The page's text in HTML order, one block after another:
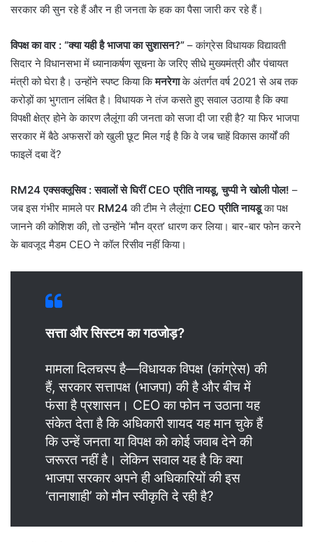
सरकार की सुन रहे हैं और न ही जनता के हक का पैसा जारी कर रहे हैं।
विपक्ष का वार : “क्या यही है भाजपा का सुशासन?” – कांग्रेस विधायक विद्यावती
सिदार ने विधानसभा में ध्यानाकर्षण सूचना के जरिए सीधे मुख्यमंत्री और पंचायत
मंत्री को घेरा है। उन्होंने स्पष्ट किया किमनरेगाके अंतर्गत वर्ष 2021 से अब तक
करोड़ों का भुगतान लंबित है। विधायक ने तंज कसते हुए सवाल उठाया है कि क्या
विपक्षी क्षेत्र होने के कारण लैलूंगा की जनता को सजा दी जा रही है? या फिर भाजपा
सरकार में बैठे अफसरों को खुली छूट मिल गई है कि वे जब चाहें विकास कार्यों की
फाइलें दबा दें?
RM24 एक्सक्लूसिव : सवालों से घिरीं CEO प्रीति नायडू, चुप्पी ने खोली पोल! –
जब इस गंभीर मामले पर RM24की टीम ने लैलूंगाCEO प्रीति नायडूका पक्ष
जानने की कोशिश की, तो उन्होंने ‘मौन व्रत’ धारण कर लिया। बार-बार फोन करने
के बावजूद मैडम CEO ने कॉल रिसीव नहीं किया।
सत्ता और सिस्टम का गठजोड़?
मामला दिलचस्प है—विधायक विपक्ष (कांग्रेस) की
हैं, सरकार सत्तापक्ष (भाजपा) की है और बीच में
फंसा है प्रशासन। CEO का फोन न उठाना यह
संकेत देता है कि अधिकारी शायद यह मान चुके हैं
कि उन्हें जनता या विपक्ष को कोई जवाब देने की
जरूरत नहीं है। लेकिन सवाल यह है कि क्या
भाजपा सरकार अपने ही अधिकारियों की इस
‘तानाशाही’ को मौन स्वीकृति दे रही है?